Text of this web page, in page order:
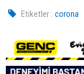
Etiketler : corona